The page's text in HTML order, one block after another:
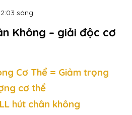
sáng
Không – giải độc cơ
Cơ Thể = Giảm trọng
cơ thể
hút chân không